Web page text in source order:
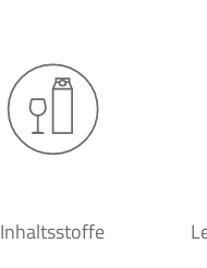
Inhaltsstoffe